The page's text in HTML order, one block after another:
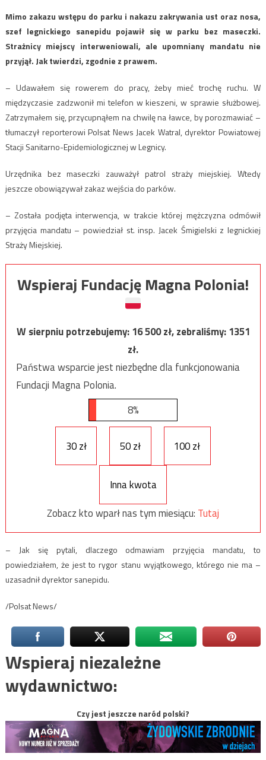
Mimo zakazu wstępu do parku i nakazu zakrywania ust oraz nosa,
szef legnickiego sanepidu pojawił się w parku bez maseczki.
Strażnicy miejscy interweniowali, ale upomniany mandatu nie
przyjął. Jak twierdzi, zgodnie z prawem.
– Udawałem się rowerem do pracy, żeby mieć trochę ruchu. W
międzyczasie zadzwonił mi telefon w kieszeni, w sprawie służbowej.
Zatrzymałem się, przycupnąłem na chwilę na ławce, by porozmawiać –
tłumaczył reporterowi Polsat News Jacek Watral, dyrektor Powiatowej
Stacji Sanitarno-Epidemiologicznej w Legnicy.
Urzędnika bez maseczki zauważył patrol straży miejskiej. Wtedy
jeszcze obowiązywał zakaz wejścia do parków.
– Została podjęta interwencja, w trakcie której mężczyzna odmówił
przyjęcia mandatu – powiedział st. insp. Jacek Śmigielski z legnickiej
Straży Miejskiej.
Wspieraj Fundację Magna Polonia!
W sierpniu potrzebujemy:16 500zł, zebraliśmy:1351
zł.
Państwa wsparcie jest niezbędne dla funkcjonowania
Fundacji Magna Polonia.
8%
30 zł 50 zł 100 zł
Inna kwota
Zobacz kto wparł nas tym miesiącu: Tutaj
– Jak się pytali, dlaczego odmawiam przyjęcia mandatu, to
powiedziałem, że jest to rygor stanu wyjątkowego, którego nie ma –
uzasadnił dyrektor sanepidu.
/Polsat News/
Wspieraj niezależne
wydawnictwo:
Czy jest jeszcze naród polski?